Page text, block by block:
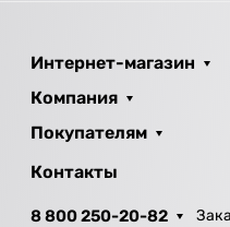
Интернет-магазин
Компания
Покупателям
Контакты
8 800 250-20-82